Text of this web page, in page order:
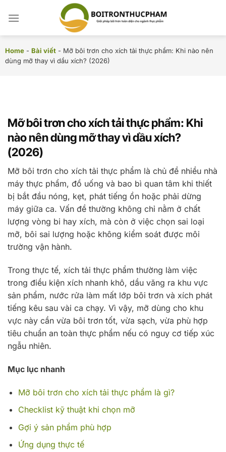
đến
Home - Bài viết - Mỡ bôi trơn cho xích tải thực phẩm: Khi nào nên
dùng mỡ thay vì dầu xích? (2026)
Mỡ bôi trơn cho xích tải thực phẩm: Khi
nào nên dùng mỡ thay vì dầu xích?
(2026)
Mỡ bôi trơn cho xích tải thực phẩm là chủ đề nhiều nhà
máy thực phẩm, đồ uống và bao bì quan tâm khi thiết
bị bắt đầu nóng, kẹt, phát tiếng ồn hoặc phải dừng
máy giữa ca. Vấn đề thường không chỉ nằm ở chất
lượng vòng bi hay xích, mà còn ở việc chọn sai loại
mỡ, bôi sai lượng hoặc không kiểm soát được môi
trường vận hành.
Trong thực tế, xích tải thực phẩm thường làm việc
trong điều kiện xích nhanh khô, dầu văng ra khu vực
sản phẩm, nước rửa làm mất lớp bôi trơn và xích phát
tiếng kêu sau vài ca chạy. Vì vậy, mỡ dùng cho khu
vực này cần vừa bôi trơn tốt, vừa sạch, vừa phù hợp
tiêu chuẩn an toàn thực phẩm nếu có nguy cơ tiếp xúc
ngẫu nhiên.
Mục lục nhanh
Mỡ bôi trơn cho xích tải thực phẩm là gì?
Checklist kỹ thuật khi chọn mỡ
Gợi ý sản phẩm phù hợp
Ứng dụng thực tế